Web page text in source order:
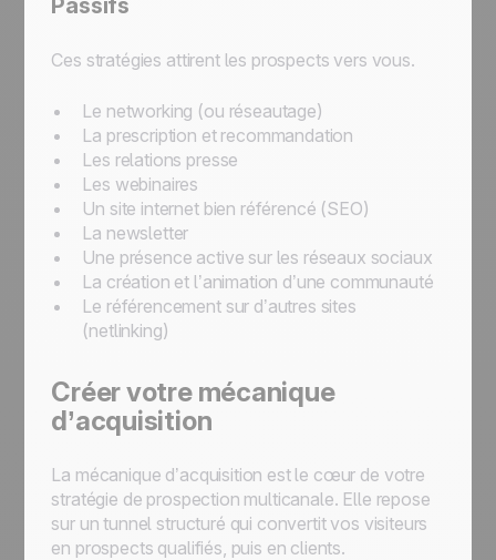
Ces stratégies attirent les prospects vers vous.
Le networking (ou réseautage)
La prescription et recommandation
Les relations presse
Les webinaires
Un site internet bien référencé (SEO)
La newsletter
Une présence active sur les réseaux sociaux
La création et l’animation d’une communauté
Le référencement sur d’autres sites
(netlinking)
Créer votre mécanique
d’acquisition
La mécanique d’acquisition est le cœur de votre
stratégie de prospection multicanale. Elle repose
sur un tunnel structuré qui convertit vos visiteurs
en prospects qualifiés, puis en clients.